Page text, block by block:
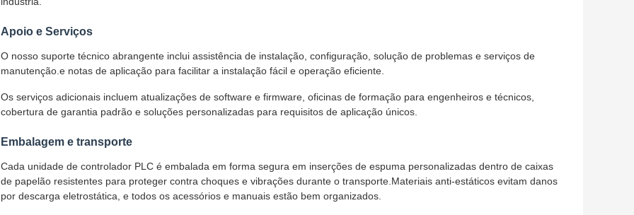
Apoio e Serviços
O nosso suporte técnico abrangente inclui assistência de instalação, configuração, solução de problemas e serviços de
manutenção.e notas de aplicação para facilitar a instalação fácil e operação eficiente.
Os serviços adicionais incluem atualizações de software e firmware, oficinas de formação para engenheiros e técnicos,
cobertura de garantia padrão e soluções personalizadas para requisitos de aplicação únicos.
Embalagem e transporte
Cada unidade de controlador PLC é embalada em forma segura em inserções de espuma personalizadas dentro de caixas
de papelão resistentes para proteger contra choques e vibrações durante o transporte.Materiais anti-estáticos evitam danos
por descarga eletrostática, e todos os acessórios e manuais estão bem organizados.